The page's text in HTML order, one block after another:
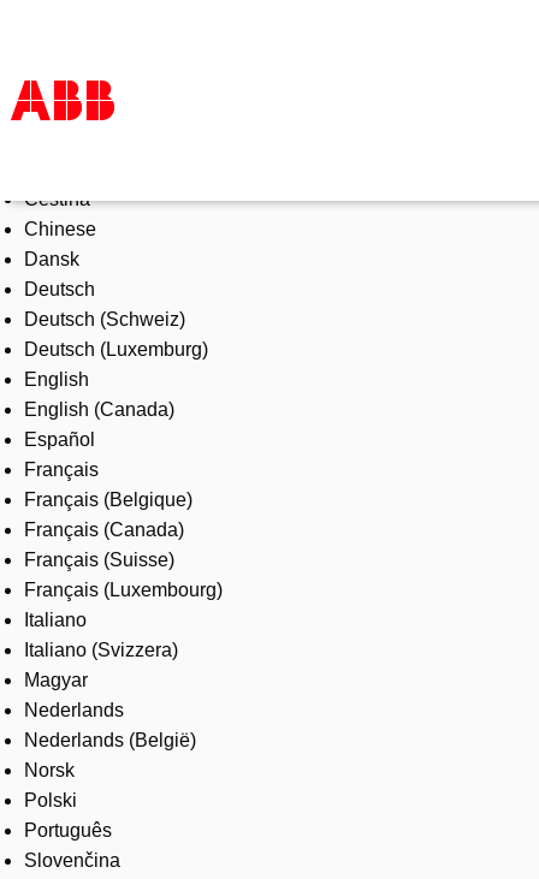
Products & Solutions
Industries
Services
About us
Where to buy
Contact us
Careers
Čeština
Chinese
Dansk
Deutsch
Deutsch (Schweiz)
Deutsch (Luxemburg)
English
English (Canada)
Español
Français
Français (Belgique)
Français (Canada)
Français (Suisse)
Français (Luxembourg)
Italiano
Italiano (Svizzera)
Magyar
Nederlands
Nederlands (België)
Norsk
Polski
Português
Slovenčina